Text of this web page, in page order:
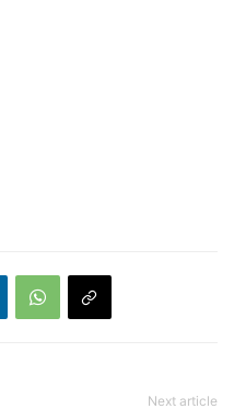
Next article